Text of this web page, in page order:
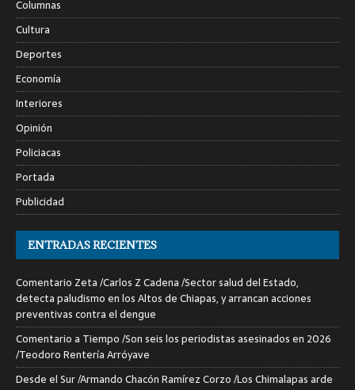
Columnas
Cultura
Deportes
Economía
Interiores
Opinión
Policiacas
Portada
Publicidad
ENTRADAS RECIENTES
Comentario Zeta /Carlos Z Cadena /Sector salud del Estado,
detecta paludismo en los Altos de Chiapas, y arrancan acciones
preventivas contra el dengue
Comentario a Tiempo /Son seis los periodistas asesinados en 2026
/Teodoro Rentería Arróyave
Desde el Sur /Armando Chacón Ramírez Corzo /Los Chimalapas arde